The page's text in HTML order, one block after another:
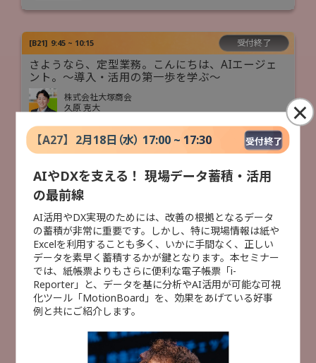
[B21] 9:45 ~ 10:15 受付終了
さようなら、定型業務。こんにちは、AIエージェ
ント。〜導入・活用の第一歩を学ぶ〜
株式会社大塚商会
久原 克大
B41] 10:00 ~ 10:45 受付終了
経営課題としてのBOM～製造DXを成功に導くエン
ジニアリングチェーンマネジメント～
株式会社大塚商会
谷口 潤
製造DX 人手不足対策 データ活用
B11] 10:00 ~ 11:00
【対談】出社回帰時代の「行きたくなるオフィ
【A27】 2月18日（水） 17:00 ~ 17:30 受付終了
AIやDXを支える！ 現場データ蓄積・活用
の最前線
AI活用やDX実現のためには、改善の根拠となるデータ
の蓄積が非常に重要です。しかし、特に現場情報は紙や
Excelを利用することも多く、いかに手間なく、正しい
データを素早く蓄積するかが鍵となります。本セミナー
では、紙帳票よりもさらに便利な電子帳票「i-
Reporter」と、データを基に分析やAI活用が可能な可視
化ツール「MotionBoard」を、効果をあげている好事
例と共にご紹介します。
×